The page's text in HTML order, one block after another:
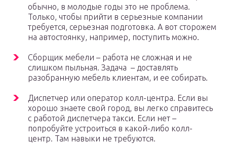
обычно, в молодые годы это не проблема.
Только, чтобы прийти в серьезные компании
требуется, серьезная подготовка. А вот сторожем
на автостоянку, например, поступить можно.
Сборщик мебели – работа не сложная и не
слишком пыльная. Задача – доставлять
разобранную мебель клиентам, и ее собирать.
Диспетчер или оператор колл-центра. Если вы
хорошо знаете свой город, вы легко справитесь
с работой диспетчера такси. Если нет –
попробуйте устроиться в какой-либо колл-
центр. Там навыки не требуются.